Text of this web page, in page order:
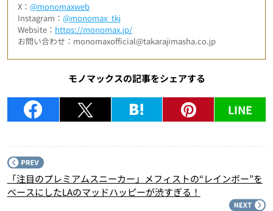
X：@monomaxweb
Instagram：@monomax_tkj
Website： https://monomax.jp/
お問い合わせ：monomaxofficial@takarajimasha.co.jp
モノマックスの記事をシェアする
LINE
「注目のプレミアムスニーカー」メフィストの“レインボー”を
ベースにしたLAのマッドハッピーが渋すぎる！